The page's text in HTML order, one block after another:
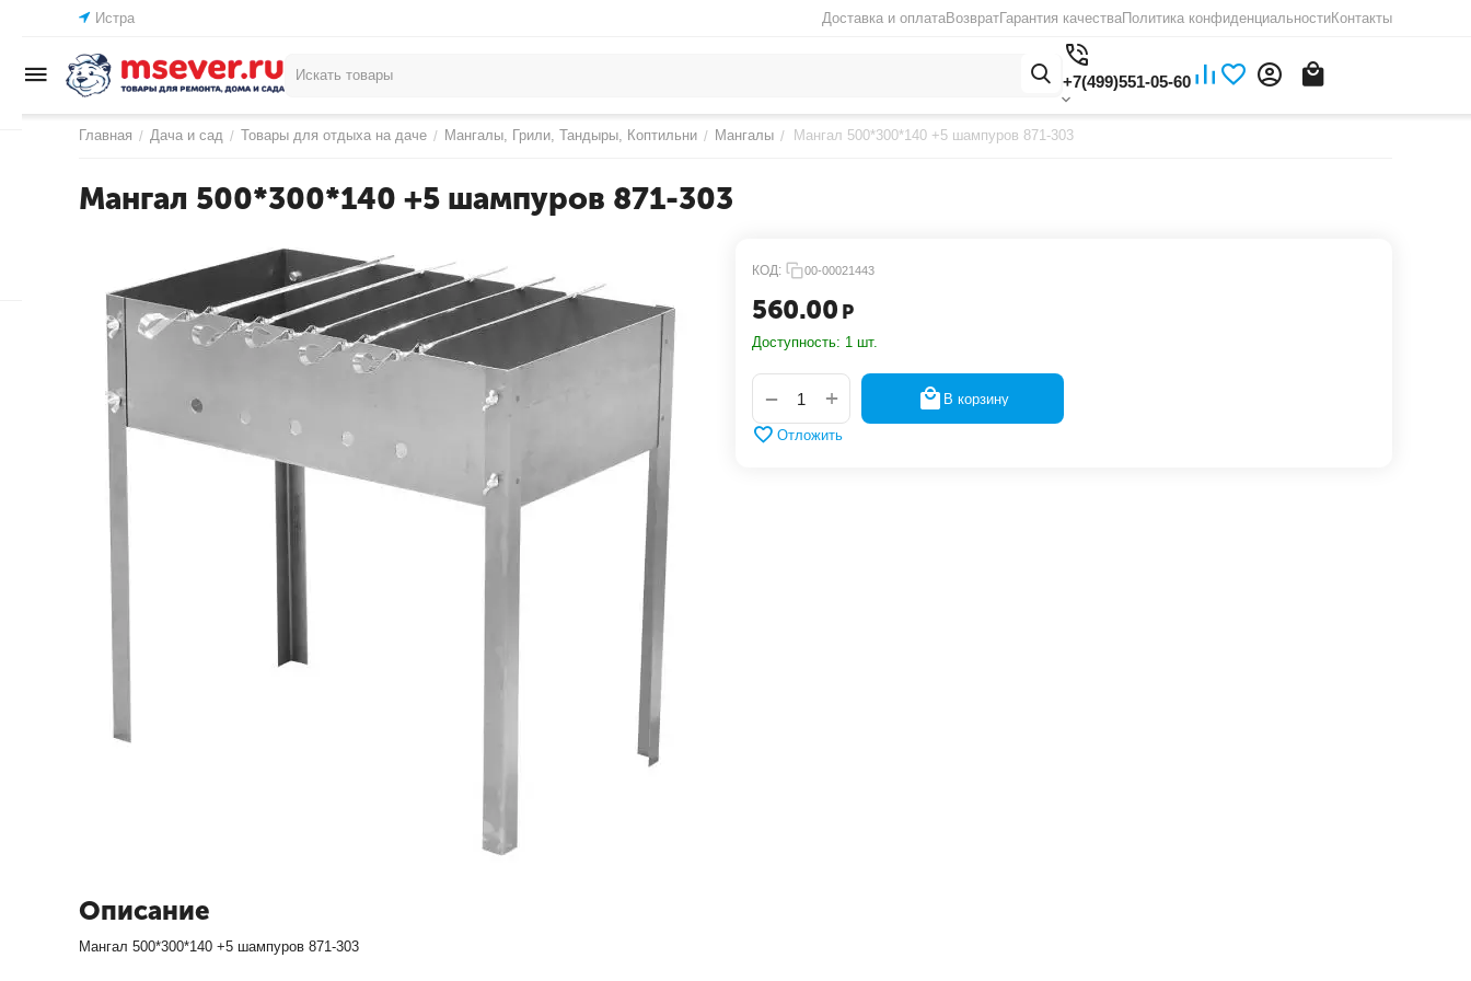
Истра Доставка и оплатаВозвратГарантия качестваПолитика конфиденциальностиКонтакты
+7(499)551-05-60
Главная / Дача и сад / Товары для отдыха на даче / Мангалы, Грили, Тандыры, Коптильни / Мангалы / Мангал 500*300*140 +5 шампуров 871-303
Мангал 500*300*140 +5 шампуров 871-303
КОД: 00-00021443
560.00 Р
Доступность: 1 шт.
+
− В корзину
Отложить
Описание
Мангал 500*300*140 +5 шампуров 871-303